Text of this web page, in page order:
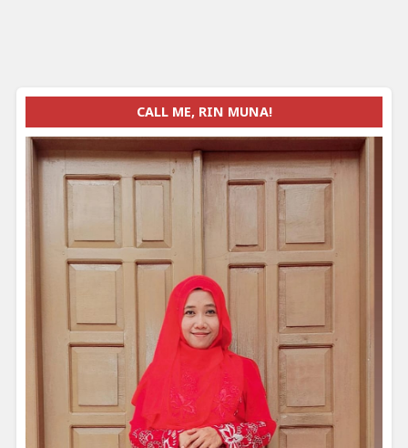
CALL ME, RIN MUNA!